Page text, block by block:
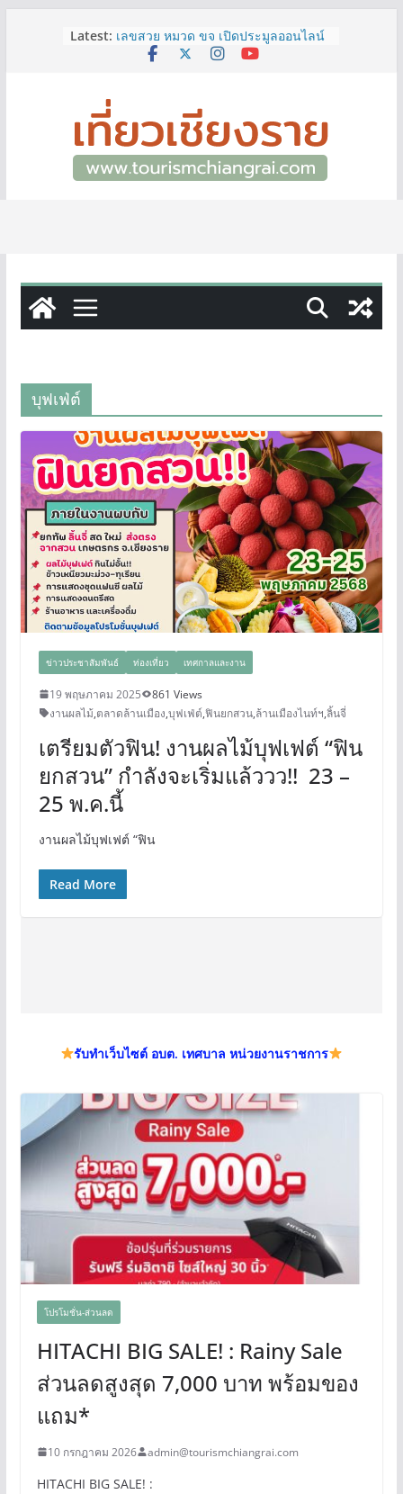
Latest: เชียงรายหน้าฝน ให้ชุ่มฉ่ำหัวใจไปกับ
“Feel All the Feelings” เที่ยวให้สนุก
เลขสวย หมวด ขจ เปิดประมูลออนไลน์
แล้ววันนี้ เลขเด่น เลขมงคล ความหมาย
ดีมีให้เลือกหลากหลายทั้ง 301 หมายเลข
3 พิกัด ที่เที่ยวชมงานเทศกาลโล้ชิงช้า
จ.เชียงราย ที่ไม่ควรพลาด!
ศิลปะมีชีวิต หนุนเศรษฐกิจสร้างสรรค์
บุฟเฟ่ต์
ข่าวประชาสัมพันธ์ ท่องเที่ยว เทศกาลและงาน
19 พฤษภาคม 2025
861 Views
งานผลไม้,ตลาดล้านเมือง,บุฟเฟ่ต์,ฟินยกสวน,ล้านเมืองไนท์ฯ,ลิ้นจี่
เตรียมตัวฟิน! งานผลไม้บุฟเฟต์ “ฟิน
ยกสวน” กำลังจะเริ่มแล้ววว!! 23 –
25 พ.ค.นี้
งานผลไม้บุฟเฟต์ “ฟิน
Read More
รับทำเว็บไซต์ อบต. เทศบาล หน่วยงานราชการ
โปรโมชั่น-ส่วนลด
HITACHI BIG SALE! : Rainy Sale
ส่วนลดสูงสุด 7,000 บาท พร้อมของ
แถม*
10 กรกฎาคม 2026 admin@tourismchiangrai.com
HITACHI BIG SALE! :